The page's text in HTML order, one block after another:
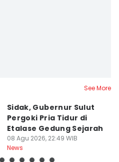
See More
Sidak, Gubernur Sulut
Pergoki Pria Tidur di
Etalase Gedung Sejarah
08 Agu 2026, 22:49 WIB
News